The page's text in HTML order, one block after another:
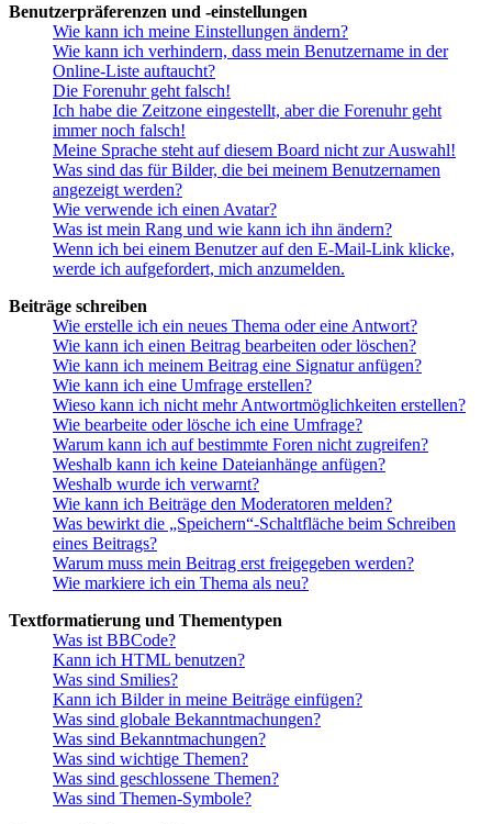
Benutzerpräferenzen und -einstellungen
Wie kann ich meine Einstellungen ändern?
Wie kann ich verhindern, dass mein Benutzername in der
Online-Liste auftaucht?
Die Forenuhr geht falsch!
Ich habe die Zeitzone eingestellt, aber die Forenuhr geht
immer noch falsch!
Meine Sprache steht auf diesem Board nicht zur Auswahl!
Was sind das für Bilder, die bei meinem Benutzernamen
angezeigt werden?
Wie verwende ich einen Avatar?
Was ist mein Rang und wie kann ich ihn ändern?
Wenn ich bei einem Benutzer auf den E-Mail-Link klicke,
werde ich aufgefordert, mich anzumelden.
Beiträge schreiben
Wie erstelle ich ein neues Thema oder eine Antwort?
Wie kann ich einen Beitrag bearbeiten oder löschen?
Wie kann ich meinem Beitrag eine Signatur anfügen?
Wie kann ich eine Umfrage erstellen?
Wieso kann ich nicht mehr Antwortmöglichkeiten erstellen?
Wie bearbeite oder lösche ich eine Umfrage?
Warum kann ich auf bestimmte Foren nicht zugreifen?
Weshalb kann ich keine Dateianhänge anfügen?
Weshalb wurde ich verwarnt?
Wie kann ich Beiträge den Moderatoren melden?
Was bewirkt die „Speichern“-Schaltfläche beim Schreiben
eines Beitrags?
Warum muss mein Beitrag erst freigegeben werden?
Wie markiere ich ein Thema als neu?
Textformatierung und Thementypen
Was ist BBCode?
Kann ich HTML benutzen?
Was sind Smilies?
Kann ich Bilder in meine Beiträge einfügen?
Was sind globale Bekanntmachungen?
Was sind Bekanntmachungen?
Was sind wichtige Themen?
Was sind geschlossene Themen?
Was sind Themen-Symbole?